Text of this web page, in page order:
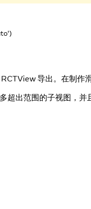
导出。在制
超出范围的子视图，